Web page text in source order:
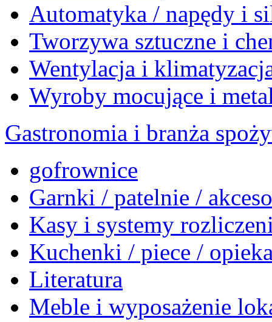
Automatyka / napędy i
Tworzywa sztuczne i
Wentylacja i
Wyroby mocujące i
Gastronomia i branża
gofrownice
Garnki / patelnie /
Kasy i systemy
Kuchenki / piece /
Literatura
Meble i wyposażenie